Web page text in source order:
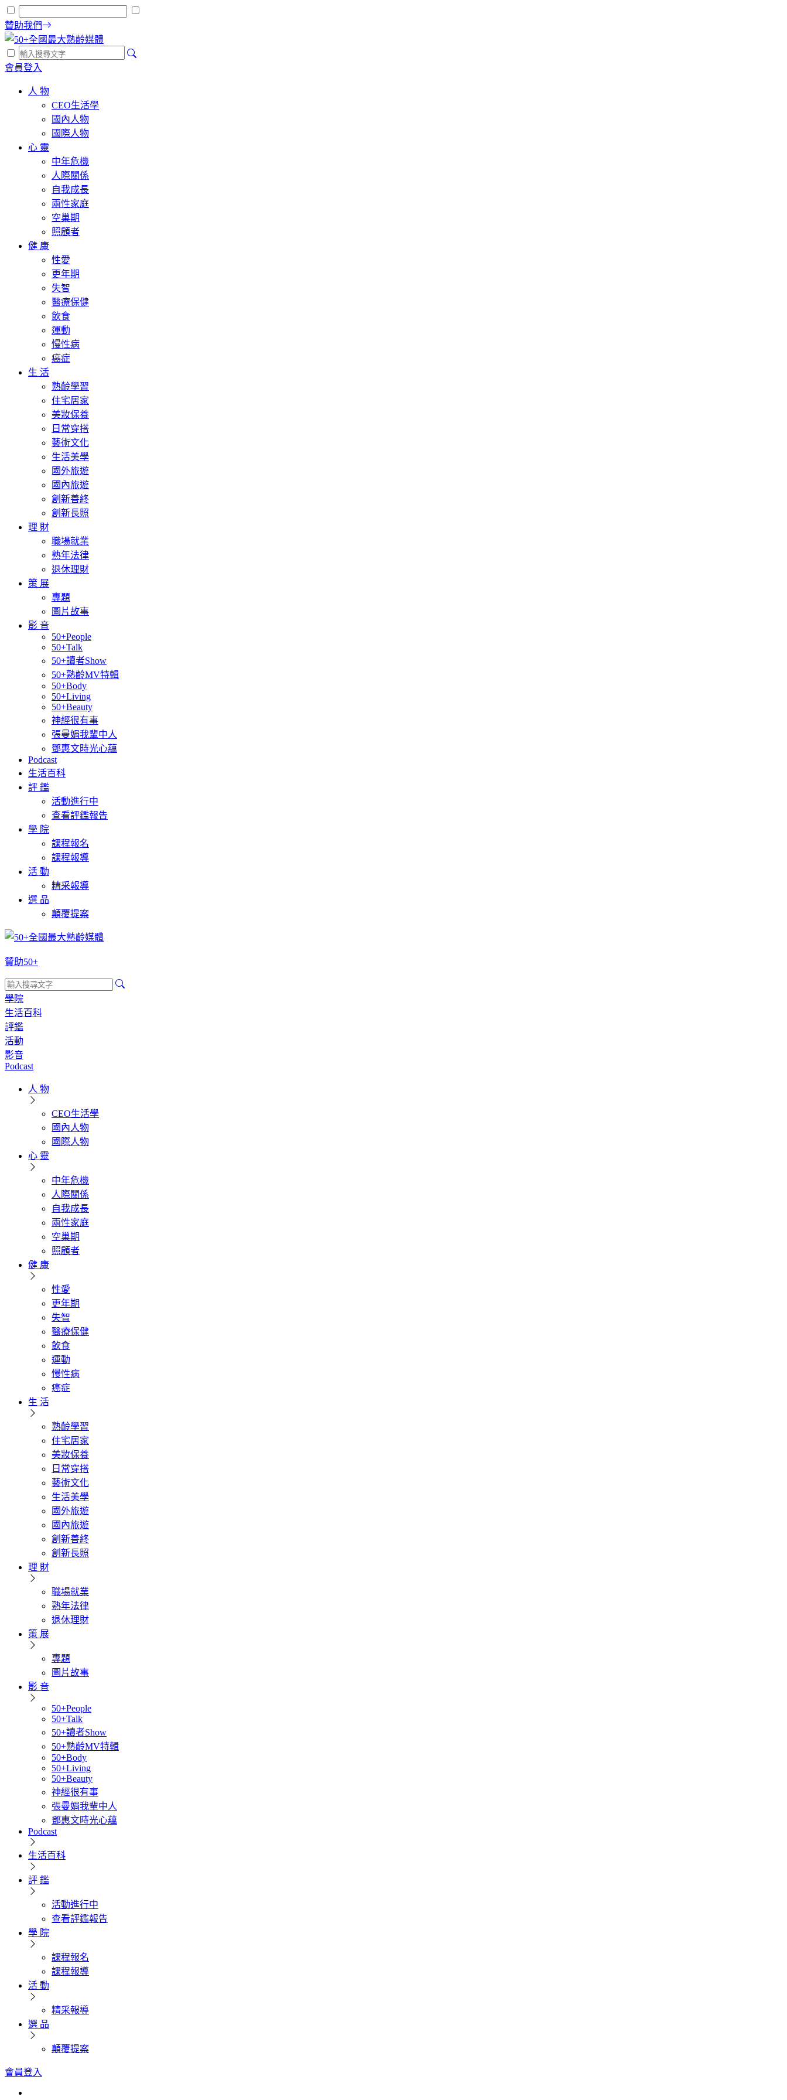
贊助我們
會員登入
人 物
CEO生活學
國內人物
國際人物
心 靈
中年危機
人際關係
自我成長
兩性家庭
空巢期
照顧者
健 康
性愛
更年期
失智
醫療保健
飲食
運動
慢性病
癌症
生 活
熟齡學習
住宅居家
美妝保養
日常穿搭
藝術文化
生活美學
國外旅遊
國內旅遊
創新善終
創新長照
理 財
職場就業
熟年法律
退休理財
策 展
專題
圖片故事
影 音
50+People
50+Talk
50+讀者Show
50+熟齡MV特輯
50+Body
50+Living
50+Beauty
神經很有事
張曼娟我輩中人
鄧惠文時光心蘊
Podcast
生活百科
評 鑑
活動進行中
查看評鑑報告
學 院
課程報名
課程報導
活 動
精采報導
選 品
顛覆提案
贊助50+
學院
生活百科
評鑑
活動
影音
Podcast
人 物
CEO生活學
國內人物
國際人物
心 靈
中年危機
人際關係
自我成長
兩性家庭
空巢期
照顧者
健 康
性愛
更年期
失智
醫療保健
飲食
運動
慢性病
癌症
生 活
熟齡學習
住宅居家
美妝保養
日常穿搭
藝術文化
生活美學
國外旅遊
國內旅遊
創新善終
創新長照
理 財
職場就業
熟年法律
退休理財
策 展
專題
圖片故事
影 音
50+People
50+Talk
50+讀者Show
50+熟齡MV特輯
50+Body
50+Living
50+Beauty
神經很有事
張曼娟我輩中人
鄧惠文時光心蘊
Podcast
生活百科
評 鑑
活動進行中
查看評鑑報告
學 院
課程報名
課程報導
活 動
精采報導
選 品
顛覆提案
會員登入